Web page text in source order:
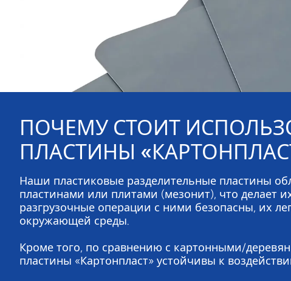
ПОЧЕМУ СТОИТ
ПЛАСТИНЫ
Наши пластиковые разделительные пластины
пластинами или плитами (мезонит), что делает
разгрузочные операции с ними безопасны, их
окружающей среды.
Кроме того, по сравнению с картонными/
пластины «Картонпласт» устойчивы к